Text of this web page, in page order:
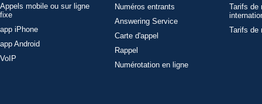
Appels mobile ou sur ligne
fixe
app iPhone
app Android
VoIP
Numéros entrants
Answering Service
Carte d'appel
Rappel
Numérotation en ligne
Tarifs de
Tarifs de